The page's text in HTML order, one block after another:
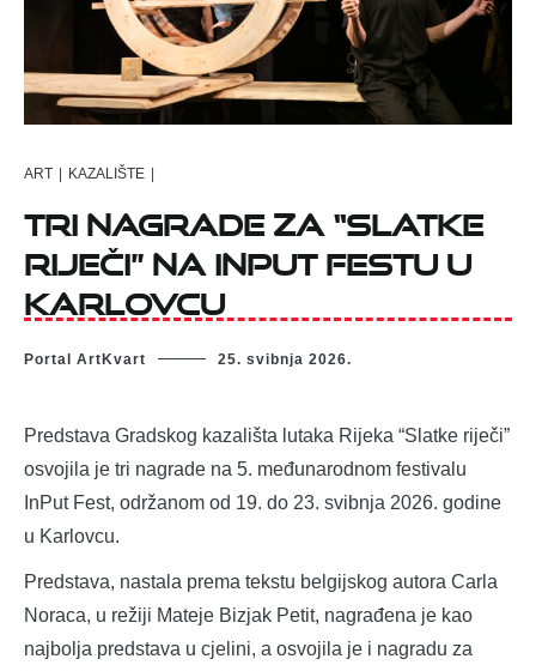
ART | KAZALIŠTE |
Tri nagrade za “Slatke
riječi” na InPut Festu u
Karlovcu
Portal ArtKvart 25. svibnja 2026.
Predstava Gradskog kazališta lutaka Rijeka “Slatke riječi”
osvojila je tri nagrade na 5. međunarodnom festivalu
InPut Fest, održanom od 19. do 23. svibnja 2026. godine
u Karlovcu.
Predstava, nastala prema tekstu belgijskog autora Carla
Noraca, u režiji Mateje Bizjak Petit, nagrađena je kao
najbolja predstava u cjelini, a osvojila je i nagradu za